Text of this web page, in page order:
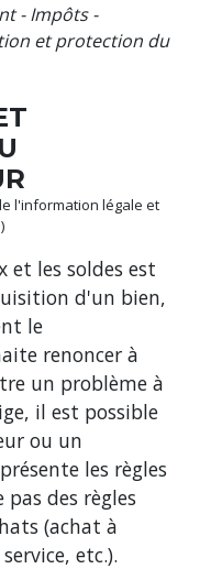
- Impôts -
et protection du
l'information légale et
les soldes est
d'un bien,
le
renoncer à
un problème à
il est possible
ou un
les règles
des règles
(achat à
etc.).